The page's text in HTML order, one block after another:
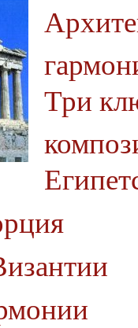
Три